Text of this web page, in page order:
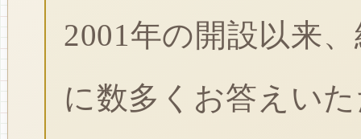
2001年の開設以来
に数多くお答えい